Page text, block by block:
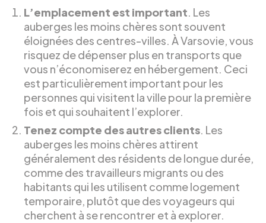
L’emplacement est important. Les
auberges les moins chères sont souvent
éloignées des centres-villes. À Varsovie, vous
risquez de dépenser plus en transports que
vous n’économiserez en hébergement. Ceci
est particulièrement important pour les
personnes qui visitent la ville pour la première
fois et qui souhaitent l’explorer.
Tenez compte des autres clients. Les
auberges les moins chères attirent
généralement des résidents de longue durée,
comme des travailleurs migrants ou des
habitants qui les utilisent comme logement
temporaire, plutôt que des voyageurs qui
cherchent à se rencontrer et à explorer.